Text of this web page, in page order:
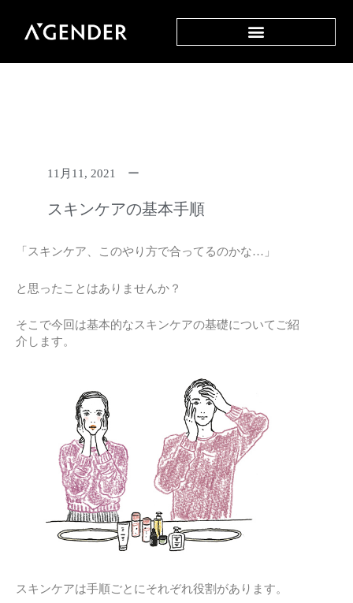
11月11, 2021 ー
スキンケアの基本手順
「スキンケア、このやり方で合ってるのかな…」
と思ったことはありませんか？
そこで今回は基本的なスキンケアの基礎についてご紹
介します。
スキンケアは手順ごとにそれぞれ役割があります。